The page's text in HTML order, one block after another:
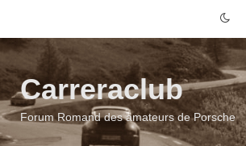
Carreraclub
Forum Romand des amateurs de Porsche